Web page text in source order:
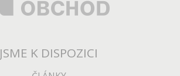
JSME K DISPOZICI